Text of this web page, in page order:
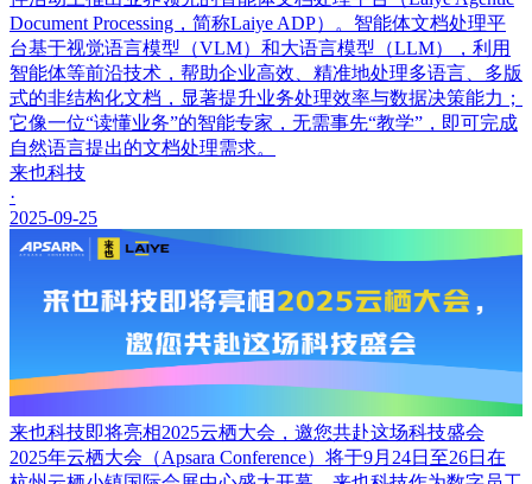
Document Processing，简称Laiye ADP）。智能体文档处理平
台基于视觉语言模型（VLM）和大语言模型（LLM），利用
智能体等前沿技术，帮助企业高效、精准地处理多语言、多版
式的非结构化文档，显著提升业务处理效率与数据决策能力；
它像一位“读懂业务”的智能专家，无需事先“教学”，即可完成
自然语言提出的文档处理需求。
来也科技
·
2025-09-25
来也科技即将亮相2025云栖大会，邀您共赴这场科技盛会
2025年云栖大会（Apsara Conference）将于9月24日至26日在